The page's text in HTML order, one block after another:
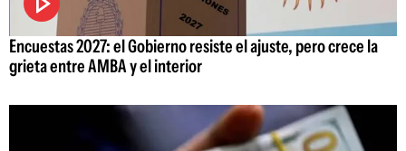
Encuestas 2027: el Gobierno resiste el ajuste, pero crece la
grieta entre AMBA y el interior